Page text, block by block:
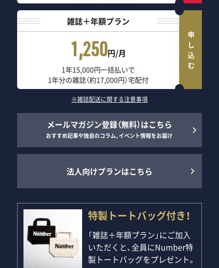
雑誌＋年額プラン
1,250円/月
1年15,000円一括払いで
1年分の雑誌（約17,000円）宅配付
申し込む
※雑誌配送に関する注意事項
メールマガジン登録（無料）はこちら
おすすめ記事や独自のコラム、イベント情報をお届け
法人向けプランはこちら
特製トートバッグ付き！
「雑誌＋年額プラン」にご加入
いただくと、全員にNumber特
製トートバッグをプレゼント。